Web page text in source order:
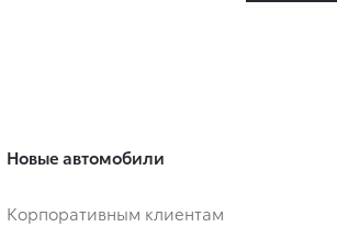
Новые автомобили
Корпоративным клиентам